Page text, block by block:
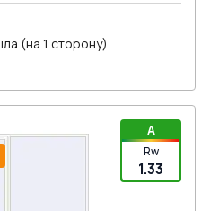
(на 1 сторону)
A
Rw
1.33